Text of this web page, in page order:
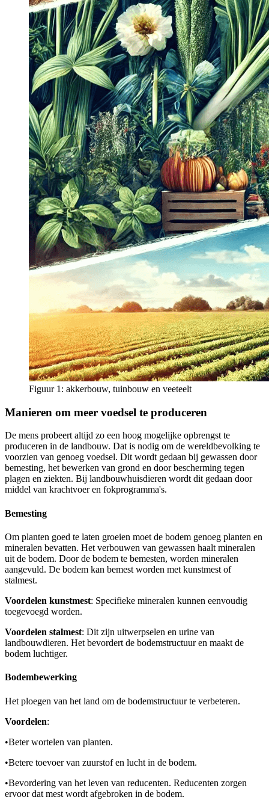
Figuur 1: akkerbouw, tuinbouw en veeteelt
Manieren om meer voedsel te produceren
De mens probeert altijd zo een hoog mogelijke opbrengst te
produceren in de landbouw. Dat is nodig om de wereldbevolking te
voorzien van genoeg voedsel. Dit wordt gedaan bij gewassen door
bemesting, het bewerken van grond en door bescherming tegen
plagen en ziekten. Bij landbouwhuisdieren wordt dit gedaan door
middel van krachtvoer en fokprogramma's.
Bemesting
Om planten goed te laten groeien moet de bodem genoeg planten en
mineralen bevatten. Het verbouwen van gewassen haalt mineralen
uit de bodem. Door de bodem te bemesten, worden mineralen
aangevuld. De bodem kan bemest worden met kunstmest of
stalmest.
Voordelen kunstmest: Specifieke mineralen kunnen eenvoudig
toegevoegd worden.
Voordelen stalmest: Dit zijn uitwerpselen en urine van
landbouwdieren. Het bevordert de bodemstructuur en maakt de
bodem luchtiger.
Bodembewerking
Het ploegen van het land om de bodemstructuur te verbeteren.
Voordelen:
•Beter wortelen van planten.
•Betere toevoer van zuurstof en lucht in de bodem.
•Bevordering van het leven van reducenten. Reducenten zorgen
ervoor dat mest wordt afgebroken in de bodem.